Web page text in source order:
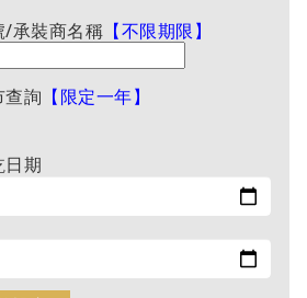
/承裝商名稱 【不限期限】
查詢 【限定一年】
日期